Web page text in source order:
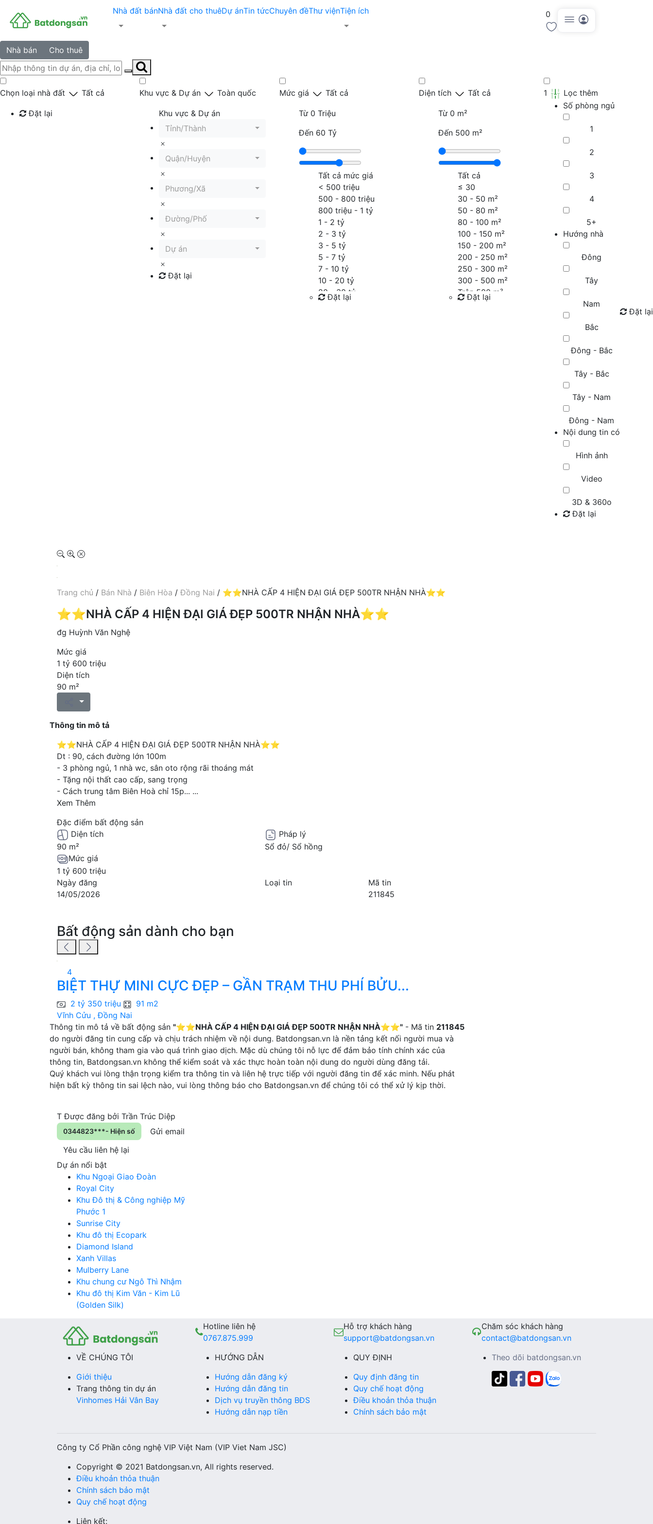
Nhà đất bánNhà đất cho thuêDự ánTin tứcChuyên đềThư việnTiện ích 0
Nhà bán Cho thuê
Chọn loại nhà đất Tất cả
Đặt lại
Khu vực & Dự án Toàn quốc
Khu vực & Dự án
Tỉnh/Thành
Quận/Huyện
Phương/Xã
Đường/Phố
Dự án
Đặt lại
Mức giá Tất cả
Từ 0 Triệu
Đến 60 Tỷ
Tất cả mức giá
< 500 triệu
500 - 800 triệu
800 triệu - 1 tỷ
1 - 2 tỷ
2 - 3 tỷ
3 - 5 tỷ
5 - 7 tỷ
7 - 10 tỷ
10 - 20 tỷ
20 - 30 tỷ
30 - 40 tỷ
Đặt lại
Diện tích Tất cả
Từ 0 m²
Đến 500 m²
Tất cả
≤ 30
30 - 50 m²
50 - 80 m²
80 - 100 m²
100 - 150 m²
150 - 200 m²
200 - 250 m²
250 - 300 m²
300 - 500 m²
Trên 500 m²
Đặt lại
1
Lọc thêm
Số phòng ngủ
1
2
3
4
5+
Hướng nhà
Đông
Tây
Nam
Bắc
Đông - Bắc
Tây - Bắc
Tây - Nam
Đông - Nam
Nội dung tin có
Hình ảnh
Video
3D & 360o
Đặt lại
Đặt lại
Trang chủ / Bán Nhà / Biên Hòa / Đồng Nai / ⭐️⭐️NHÀ CẤP 4 HIỆN ĐẠI GIÁ ĐẸP 500TR NHẬN NHÀ⭐️⭐️
⭐️⭐️NHÀ CẤP 4 HIỆN ĐẠI GIÁ ĐẸP 500TR NHẬN NHÀ⭐️⭐️
đg Huỳnh Văn Nghệ
Mức giá
1 tỷ 600 triệu
Diện tích
90 m²
Thông tin mô tả
⭐️⭐️NHÀ CẤP 4 HIỆN ĐẠI GIÁ ĐẸP 500TR NHẬN NHÀ⭐️⭐️
Dt : 90, cách đường lớn 100m
- 3 phòng ngủ, 1 nhà wc, sân oto rộng rãi thoáng mát
- Tặng nội thất cao cấp, sang trọng
- Cách trung tâm Biên Hoà chỉ 15p... ...
Xem Thêm
Đặc điểm bất động sản
Diện tích
90 m²
Pháp lý
Sổ đỏ/ Sổ hồng
Mức giá
1 tỷ 600 triệu
Ngày đăng
14/05/2026
Loại tin
Mã tin
211845
Bất động sản dành cho bạn
4
BIỆT THỰ MINI CỰC ĐẸP – GẦN TRẠM THU PHÍ BỬU...
2 tỷ 350 triệu
91 m2
Vĩnh Cửu , Đồng Nai
Thông tin mô tả về bất động sản "⭐️⭐️NHÀ CẤP 4 HIỆN ĐẠI GIÁ ĐẸP 500TR NHẬN NHÀ⭐️⭐️" - Mã tin 211845
do người đăng tin cung cấp và chịu trách nhiệm về nội dung. Batdongsan.vn là nền tảng kết nối người mua và
người bán, không tham gia vào quá trình giao dịch. Mặc dù chúng tôi nỗ lực để đảm bảo tính chính xác của
thông tin, Batdongsan.vn không thể kiểm soát và xác thực hoàn toàn nội dung do người dùng đăng tải.
Quý khách vui lòng thận trọng kiểm tra thông tin và liên hệ trực tiếp với người đăng tin để xác minh. Nếu phát
hiện bất kỳ thông tin sai lệch nào, vui lòng thông báo cho Batdongsan.vn để chúng tôi có thể xử lý kịp thời.
T Được đăng bởi Trần Trúc Diệp
0344823***- Hiện số
Gửi email
Yêu cầu liên hệ lại
Dự án nổi bật
Khu Ngoại Giao Đoàn
Royal City
Khu Đô thị & Công nghiệp Mỹ
Phước 1
Sunrise City
Khu đô thị Ecopark
Diamond Island
Xanh Villas
Mulberry Lane
Khu chung cư Ngô Thì Nhậm
Khu đô thị Kim Văn - Kim Lũ
(Golden Silk)
Hotline liên hệ
0767.875.999
Hỗ trợ khách hàng
support@batdongsan.vn
Chăm sóc khách hàng
contact@batdongsan.vn
VỀ CHÚNG TÔI
Giới thiệu
Trang thông tin dự án
Vinhomes Hải Vân Bay
HƯỚNG DẪN
Hướng dẫn đăng ký
Hướng dẫn đăng tin
Dịch vụ truyền thông BĐS
Hướng dẫn nạp tiền
QUY ĐỊNH
Quy định đăng tin
Quy chế hoạt động
Điều khoản thỏa thuận
Chính sách bảo mật
Theo dõi batdongsan.vn
Công ty Cổ Phần công nghệ VIP Việt Nam (VIP Viet Nam JSC)
Copyright © 2021 Batdongsan.vn, All rights reserved.
Điều khoản thỏa thuận
Chính sách bảo mật
Quy chế hoạt động
Liên kết: